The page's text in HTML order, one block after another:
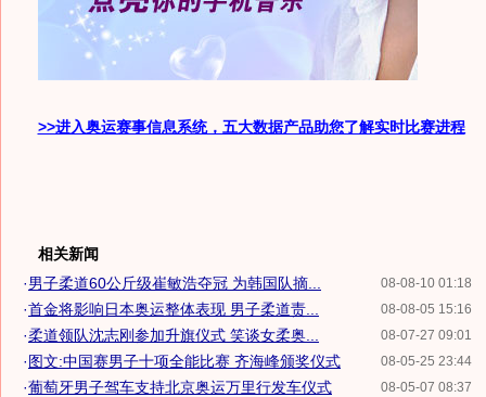
>>进入奥运赛事信息系统，五大数据产品助您了解实时比赛进程
相关新闻
08-08-10 01:18
·男子柔道60公斤级崔敏浩夺冠 为韩国队摘...
08-08-05 15:16
·首金将影响日本奥运整体表现 男子柔道责...
08-07-27 09:01
·柔道领队沈志刚参加升旗仪式 笑谈女柔奥...
08-05-25 23:44
·图文:中国赛男子十项全能比赛 齐海峰颁奖仪式
08-05-07 08:37
·葡萄牙男子驾车支持北京奥运万里行发车仪式